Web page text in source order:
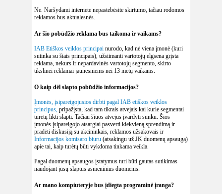
Ne. Naršydami internete nepastebėsite skirtumo, tačiau rodomos
reklamos bus aktualesnės.
Ar šio pobūdžio reklama bus taikoma ir vaikams?
IAB Etiškos veiklos principai nurodo, kad nė viena įmonė (kuri
sutinka su šiais principais), užsiimanti vartotojų elgsena grįsta
reklama, nekurs ir nepardavinės vartotojų segmento, skirto
tikslinei reklamai jaunesniems nei 13 metų vaikams.
O kaip dėl slapto pobūdžio informacijos?
Įmonės, įsipareigojusios dirbti pagal IAB etiškos veiklos
principus, pripažįsta, kad tam tikrais atvejais kai kurie segmentai
turėtų likti slapti. Tačiau šiuos atvejus įvardyti sunku. Šios
įmonės įsipareigojo atsargiai pasverti kiekvieną sprendimą ir
pradėti diskusiją su akcininkais, reklamos užsakovais ir
Informacijos komisaro biuru (atsakingu už JK duomenų apsaugą)
apie tai, kaip turėtų būti vykdoma tinkama veikla.
Pagal duomenų apsaugos įstatymus turi būti gautas sutikimas
naudojant jūsų slaptus asmeninius duomenis.
Ar mano kompiuteryje bus įdiegta programinė įranga?